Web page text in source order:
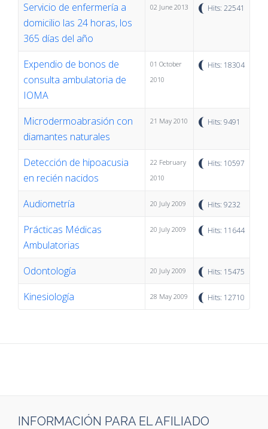
Servicio de enfermería a
domicilio las 24 horas, los
365 días del año
02 June 2013 Hits: 22541
Expendio de bonos de
consulta ambulatoria de
IOMA
01 October
2010
Hits: 18304
Microdermoabrasión con
diamantes naturales
21 May 2010 Hits: 9491
Detección de hipoacusia
en recién nacidos
22 February
2010
Hits: 10597
Audiometría 20 July 2009 Hits: 9232
Prácticas Médicas
Ambulatorias
20 July 2009 Hits: 11644
Odontología 20 July 2009 Hits: 15475
Kinesiología 28 May 2009 Hits: 12710
INFORMACIÓN PARA EL AFILIADO